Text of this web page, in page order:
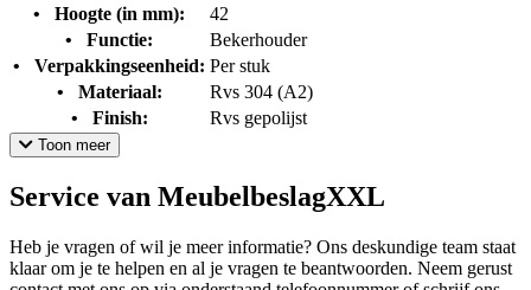
•
Hoogte (in mm):
42
•
Functie:
Bekerhouder
•
Verpakkingseenheid: Per stuk
•
Materiaal:
Rvs 304 (A2)
•
Finish: Rvs gepolijst
Toon meer
Service van MeubelbeslagXXL
Heb je vragen of wil je meer informatie? Ons deskundige team staat
klaar om je te helpen en al je vragen te beantwoorden. Neem gerust